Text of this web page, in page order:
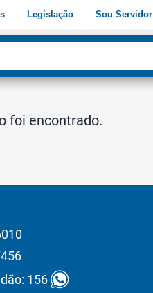
Legislação Sou Servidor
foi encontrado.
156